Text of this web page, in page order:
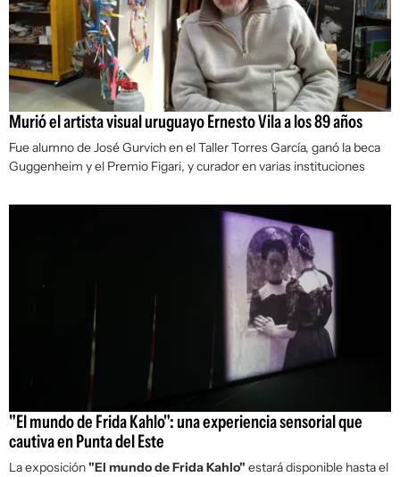
Murió el artista visual uruguayo Ernesto Vila a los 89 años
Fue alumno de José Gurvich en el Taller Torres García, ganó la beca
Guggenheim y el Premio Figari, y curador en varias instituciones
"El mundo de Frida Kahlo": una experiencia sensorial que
cautiva en Punta del Este
La exposición"El mundo de Frida Kahlo" estará disponible hasta el